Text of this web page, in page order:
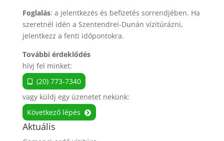
Foglalás: a jelentkezés és befizetés sorrendjében. Ha
szeretnél idén a Szentendrei-Dunán vízitúrázni,
jelentkezz a fenti időpontokra.
További érdeklődés
hívj fel minket:
(20) 773-7340
vagy küldj egy üzenetet nekünk:
Következő lépés
Aktuális